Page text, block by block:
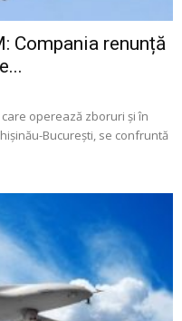
Compania renunță
operează zboruri și în
București, se confruntă